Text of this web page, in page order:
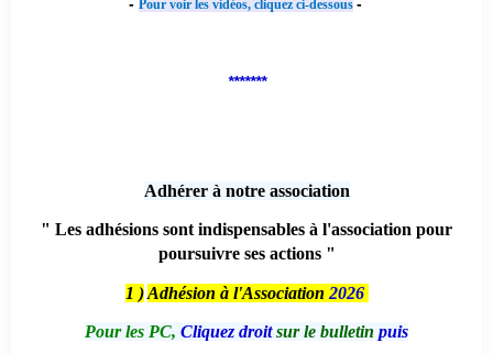
Pour voir les vidéos, cliquez ci-dessous
*******
Adhérer à notre association
" Les adhésions sont indispensables à l'association pour
poursuivre ses actions "
1 ) Adhésion à l'Association 2026
Pour les PC, Cliquez droitsur le bulletin puis